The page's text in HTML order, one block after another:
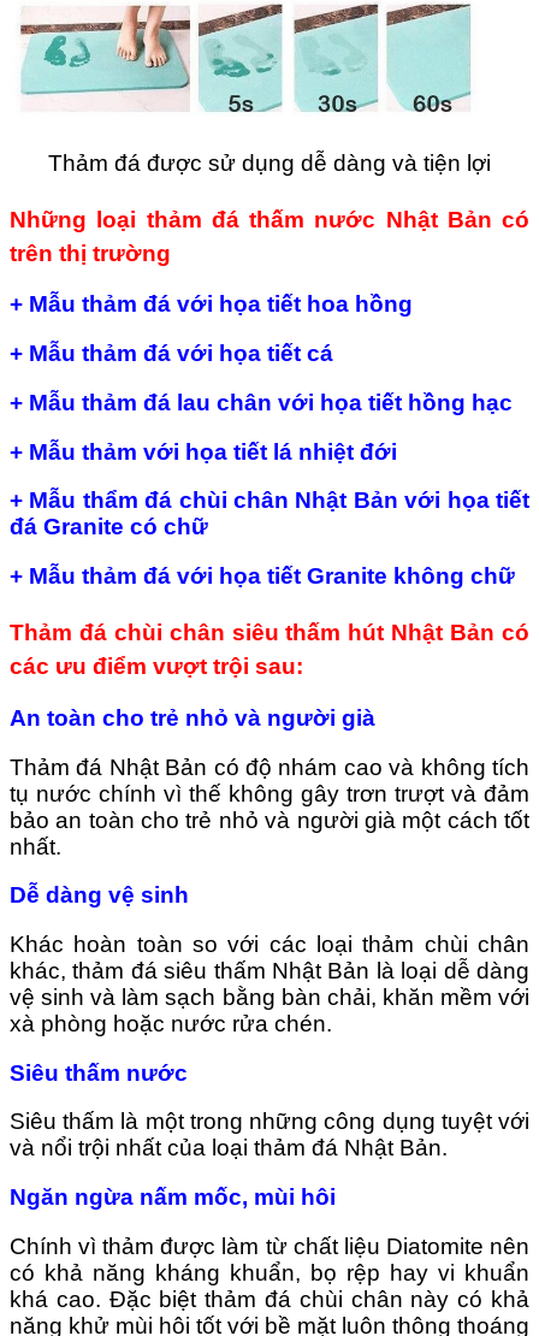
Thảm đá được sử dụng dễ dàng và tiện lợi
Những loại thảm đá thấm nước Nhật Bản có
trên thị trường
+ Mẫu thảm đá với họa tiết hoa hồng
+ Mẫu thảm đá với họa tiết cá
+ Mẫu thảm đá lau chân với họa tiết hồng hạc
+ Mẫu thảm với họa tiết lá nhiệt đới
+ Mẫu thẩm đá chùi chân Nhật Bản với họa tiết
đá Granite có chữ
+ Mẫu thảm đá với họa tiết Granite không chữ
Thảm đá chùi chân siêu thấm hút Nhật Bản có
các ưu điểm vượt trội sau:
An toàn cho trẻ nhỏ và người già
Thảm đá Nhật Bản có độ nhám cao và không tích
tụ nước chính vì thế không gây trơn trượt và đảm
bảo an toàn cho trẻ nhỏ và người già một cách tốt
nhất.
Dễ dàng vệ sinh
Khác hoàn toàn so với các loại thảm chùi chân
khác, thảm đá siêu thấm Nhật Bản là loại dễ dàng
vệ sinh và làm sạch bằng bàn chải, khăn mềm với
xà phòng hoặc nước rửa chén.
Siêu thấm nước
Siêu thấm là một trong những công dụng tuyệt với
và nổi trội nhất của loại thảm đá Nhật Bản.
Ngăn ngừa nấm mốc, mùi hôi
Chính vì thảm được làm từ chất liệu Diatomite nên
có khả năng kháng khuẩn, bọ rệp hay vi khuẩn
khá cao. Đặc biệt thảm đá chùi chân này có khả
năng khử mùi hôi tốt với bề mặt luôn thông thoáng